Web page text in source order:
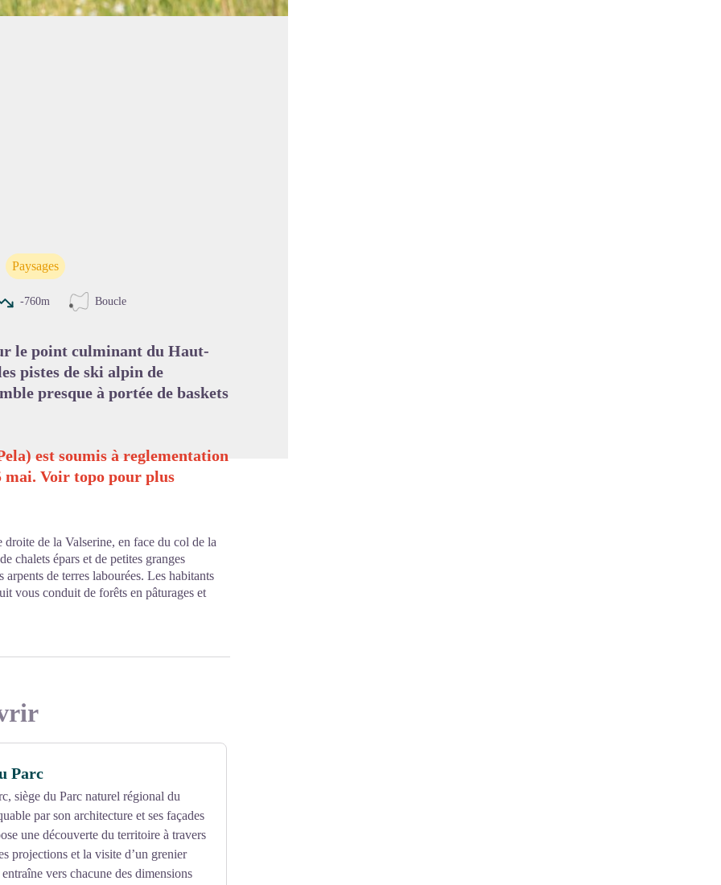
Paysages
-760m Boucle
le point culminant du Haut-
pistes de ski alpin de
presque à portée de baskets
est soumis à reglementation
mai. Voir topo pour plus
de la Valserine, en face du col de la
chalets épars et de petites granges
de terres labourées. Les habitants
vous conduit de forêts en pâturages et
Parc
siège du Parc naturel régional du
par son architecture et ses façades
une découverte du territoire à travers
projections et la visite d’un grenier
vers chacune des dimensions